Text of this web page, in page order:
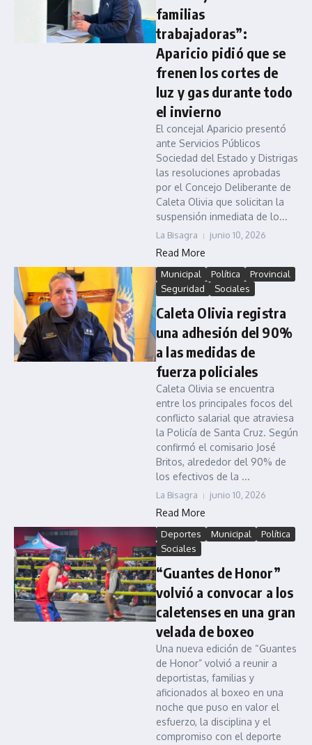
familias
trabajadoras”:
Aparicio pidió que se
frenen los cortes de
luz y gas durante todo
el invierno
El concejal Aparicio presentó
ante Servicios Públicos
Sociedad del Estado y Distrigas
las resoluciones aprobadas
por el Concejo Deliberante de
Caleta Olivia que solicitan la
suspensión inmediata de lo...
La Bisagra junio 10, 2026
Read More
Municipal Política
Provincial
Seguridad
Sociales
Caleta Olivia registra
una adhesión del 90%
a las medidas de
fuerza policiales
Caleta Olivia se encuentra
entre los principales focos del
conflicto salarial que atraviesa
la Policía de Santa Cruz. Según
confirmó el comisario José
Britos, alrededor del 90% de
los efectivos de la ...
La Bisagra junio 10, 2026
Read More
Deportes Municipal
Política
Sociales
“Guantes de Honor”
volvió a convocar a los
caletenses en una gran
velada de boxeo
Una nueva edición de “Guantes
de Honor” volvió a reunir a
deportistas, familias y
aficionados al boxeo en una
noche que puso en valor el
esfuerzo, la disciplina y el
compromiso con el deporte